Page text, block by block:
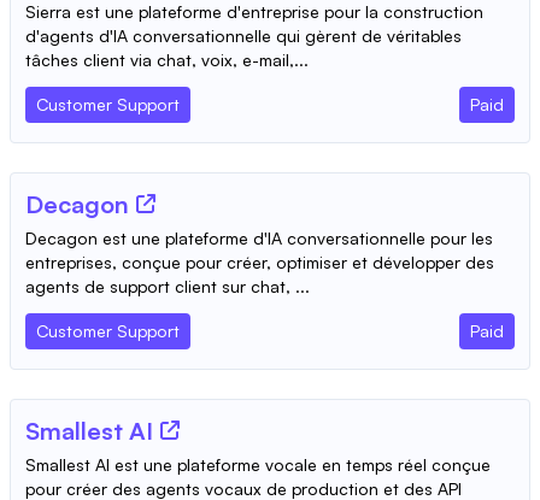
Sierra est une plateforme d'entreprise pour la construction
d'agents d'IA conversationnelle qui gèrent de véritables
tâches client via chat, voix, e-mail,...
Customer Support Paid
Decagon
Decagon est une plateforme d'IA conversationnelle pour les
entreprises, conçue pour créer, optimiser et développer des
agents de support client sur chat, ...
Customer Support Paid
Smallest AI
Smallest AI est une plateforme vocale en temps réel conçue
pour créer des agents vocaux de production et des API